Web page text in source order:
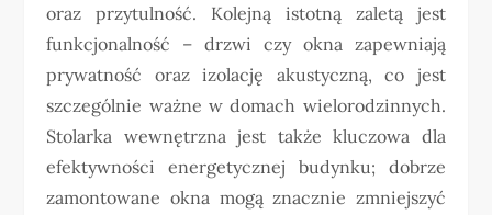
oraz przytulność. Kolejną istotną zaletą jest
funkcjonalność – drzwi czy okna zapewniają
prywatność oraz izolację akustyczną, co jest
szczególnie ważne w domach wielorodzinnych.
Stolarka wewnętrzna jest także kluczowa dla
efektywności energetycznej budynku; dobrze
zamontowane okna mogą znacznie zmniejszyć